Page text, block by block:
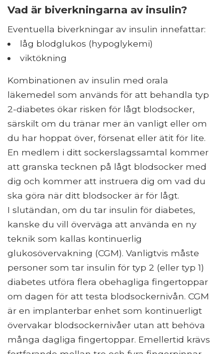
Vad är biverkningarna av insulin?
Eventuella biverkningar av insulin innefattar:
låg blodglukos (hypoglykemi)
viktökning
Kombinationen av insulin med orala
läkemedel som används för att behandla typ
2-diabetes ökar risken för lågt blodsocker,
särskilt om du tränar mer än vanligt eller om
du har hoppat över, försenat eller ätit för lite.
En medlem i ditt sockerslagssamtal kommer
att granska tecknen på lågt blodsocker med
dig och kommer att instruera dig om vad du
ska göra när ditt blodsocker är för lågt.
I slutändan, om du tar insulin för diabetes,
kanske du vill överväga att använda en ny
teknik som kallas kontinuerlig
glukosövervakning (CGM). Vanligtvis måste
personer som tar insulin för typ 2 (eller typ 1)
diabetes utföra flera obehagliga fingertoppar
om dagen för att testa blodsockernivån. CGM
är en implanterbar enhet som kontinuerligt
övervakar blodsockernivåer utan att behöva
många dagliga fingertoppar. Emellertid krävs